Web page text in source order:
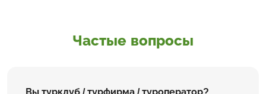
Частые вопросы
Вы турклуб / турфирма / туроператор?